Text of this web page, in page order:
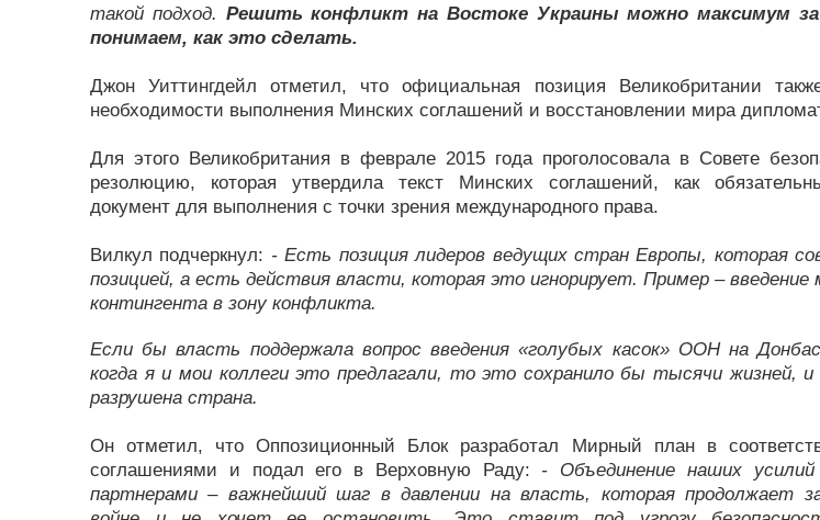
такой подход. Решить конфликт на Востоке Украины можно максимум
понимаем, как это сделать.
Джон Уиттингдейл отметил, что официальная позиция Великобритании
необходимости выполнения Минских соглашений и восстановлении мира
Для этого Великобритания в феврале 2015 года проголосовала в Совете
резолюцию, которая утвердила текст Минских соглашений, как
документ для выполнения с точки зрения международного права.
Вилкул подчеркнул: - Есть позиция лидеров ведущих стран Европы, которая
позицией, а есть действия власти, которая это игнорирует. Пример – введение
контингента в зону конфликта.
Если бы власть поддержала вопрос введения «голубых касок» ООН на
когда я и мои коллеги это предлагали, то это сохранило бы тысячи жизней,
разрушена страна.
Он отметил, что Оппозиционный Блок разработал Мирный план в
соглашениями и подал его в Верховную Раду: - Объединение наших усилий
партнерами – важнейший шаг в давлении на власть, которая продолжает